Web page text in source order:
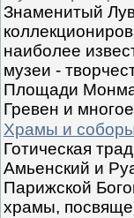
Знаменитый
наиболее
музеи -
Площади
Гревен и
Храмы и
Готическая
Амьенский и
Парижской
храмы,